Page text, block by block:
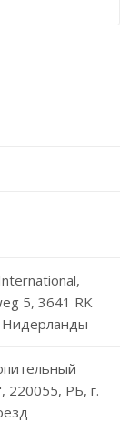
5, 3641 RK
Нидерланды
220055, РБ, г.